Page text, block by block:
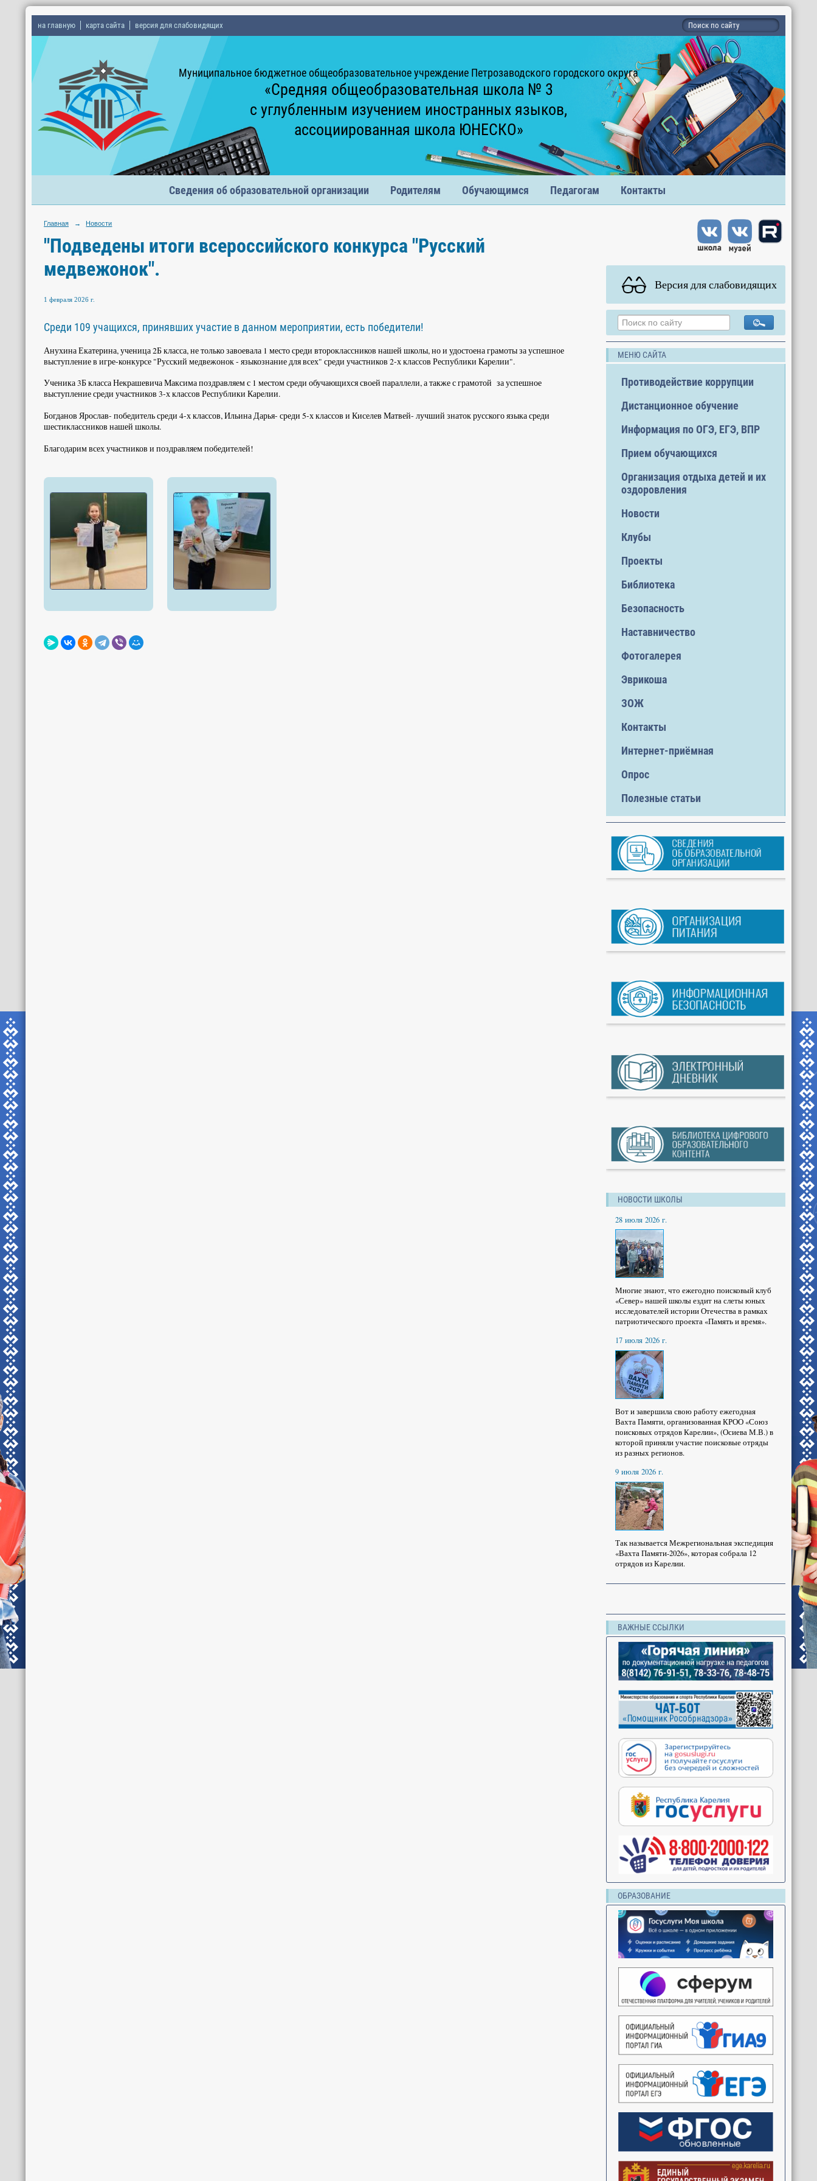
на главную карта сайта версия для слабовидящих
Муниципальное бюджетное общеобразовательное учреждение Петрозаводского городского округа
«Средняя общеобразовательная школа № 3
с углубленным изучением иностранных языков,
ассоциированная школа ЮНЕСКО»
Сведения об образовательной организации Родителям Обучающимся Педагогам Контакты
Главная → Новости
"Подведены итоги всероссийского конкурса "Русский
медвежонок".
1 февраля 2026 г.
Среди 109 учащихся, принявших участие в данном мероприятии, есть победители!
Анухина Екатерина, ученица 2Б класса, не только завоевала 1 место среди второклассников нашей школы, но и удостоена грамоты за успешное
выступление в игре-конкурсе "Русский медвежонок - языкознание для всех" среди участников 2-х классов Республики Карелии".
Ученика 3Б класса Некрашевича Максима поздравляем с 1 местом среди обучающихся своей параллели, а также с грамотой за успешное
выступление среди участников 3-х классов Республики Карелии.
Богданов Ярослав- победитель среди 4-х классов, Ильина Дарья- среди 5-х классов и Киселев Матвей- лучший знаток русского языка среди
шестиклассников нашей школы.
Благодарим всех участников и поздравляем победителей!
Версия для слабовидящих
МЕНЮ САЙТА
Противодействие коррупции
Дистанционное обучение
Информация по ОГЭ, ЕГЭ, ВПР
Прием обучающихся
Организация отдыха детей и их
оздоровления
Новости
Клубы
Проекты
Библиотека
Безопасность
Наставничество
Фотогалерея
Эврикоша
ЗОЖ
Контакты
Интернет-приёмная
Опрос
Полезные статьи
НОВОСТИ ШКОЛЫ
28 июля 2026 г.
Многие знают, что ежегодно поисковый клуб
«Север» нашей школы ездит на слеты юных
исследователей истории Отечества в рамках
патриотического проекта «Память и время».
17 июля 2026 г.
Вот и завершила свою работу ежегодная
Вахта Памяти, организованная КРОО «Союз
поисковых отрядов Карелии», (Осиева М.В.) в
которой приняли участие поисковые отряды
из разных регионов.
9 июля 2026 г.
Так называется Межрегиональная экспедиция
«Вахта Памяти-2026», которая собрала 12
отрядов из Карелии.
ВАЖНЫЕ ССЫЛКИ
ОБРАЗОВАНИЕ